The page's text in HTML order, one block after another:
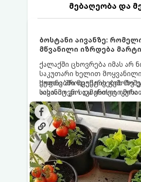
მებაღეობა და
ბოსტანი აივანზე:
მწვანილი იზრდება
ქალაქში ცხოვრება იმას არ
საკუთარი ხელით
სუფთა პროდუქტის გემოზე
აივანიც კი საკმარისია
მოიწყოთ მინი-ბოსტანი,
ყოველდღიურად ახალ,
და ბოსტნეულს მოკრეფთ.
ქოთნებში მცენარეების
სასიამოვნო და ესთეტიკური
იცოდეთ, რომელი
ქოთნის პირობებს ყველაზე
მოუაროთ მათ სწორად.